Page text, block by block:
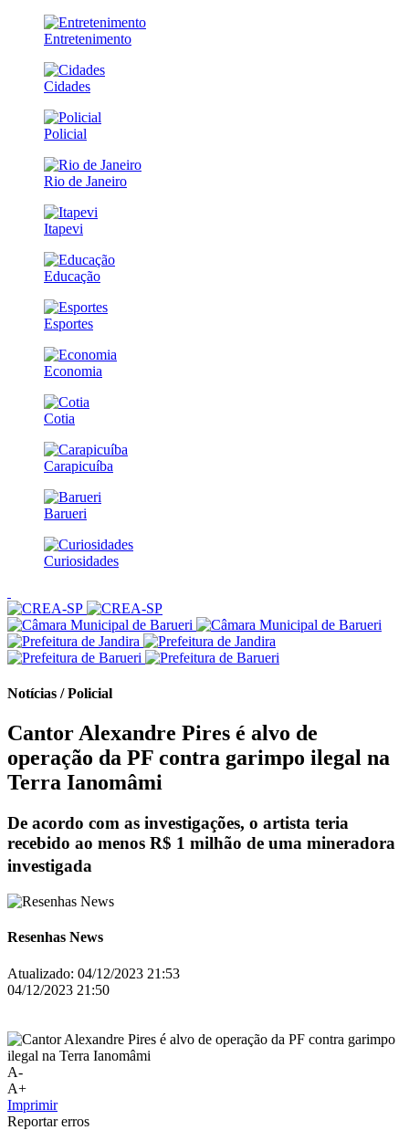
Entretenimento
Cidades
Policial
Rio de Janeiro
Itapevi
Educação
Esportes
Economia
Cotia
Carapicuíba
Barueri
Curiosidades
Notícias / Policial
Cantor Alexandre Pires é alvo de
operação da PF contra garimpo ilegal na
Terra Ianomâmi
De acordo com as investigações, o artista teria
recebido ao menos R$ 1 milhão de uma mineradora
investigada
Resenhas News
Atualizado: 04/12/2023 21:53
04/12/2023 21:50
A-
A+
Imprimir
Reportar erros